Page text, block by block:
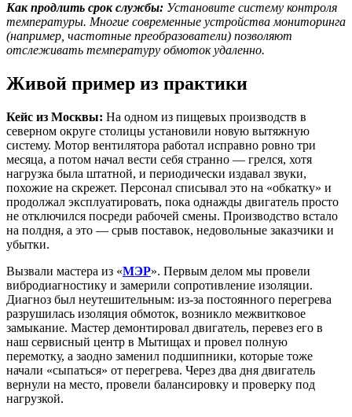
Как продлить срок службы: Установите систему контроля
температуры. Многие современные устройства мониторинга
(например, частотные преобразователи) позволяют
отслеживать температуру обмоток удаленно.
Живой пример из практики
Кейс из Москвы: На одном из пищевых производств в
северном округе столицы установили новую вытяжную
систему. Мотор вентилятора работал исправно ровно три
месяца, а потом начал вести себя странно — грелся, хотя
нагрузка была штатной, и периодически издавал звуки,
похожие на скрежет. Персонал списывал это на «обкатку» и
продолжал эксплуатировать, пока однажды двигатель просто
не отключился посреди рабочей смены. Производство встало
на полдня, а это — срыв поставок, недовольные заказчики и
убытки.
Вызвали мастера из «МЭР». Первым делом мы провели
вибродиагностику и замерили сопротивление изоляции.
Диагноз был неутешительным: из-за постоянного перегрева
разрушилась изоляция обмоток, возникло межвитковое
замыкание. Мастер демонтировал двигатель, перевез его в
наш сервисный центр в Мытищах и провел полную
перемотку, а заодно заменил подшипники, которые тоже
начали «сыпаться» от перегрева. Через два дня двигатель
вернули на место, провели балансировку и проверку под
нагрузкой.